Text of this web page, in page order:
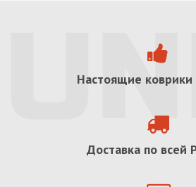
Настоящие коврики
Доставка по всей